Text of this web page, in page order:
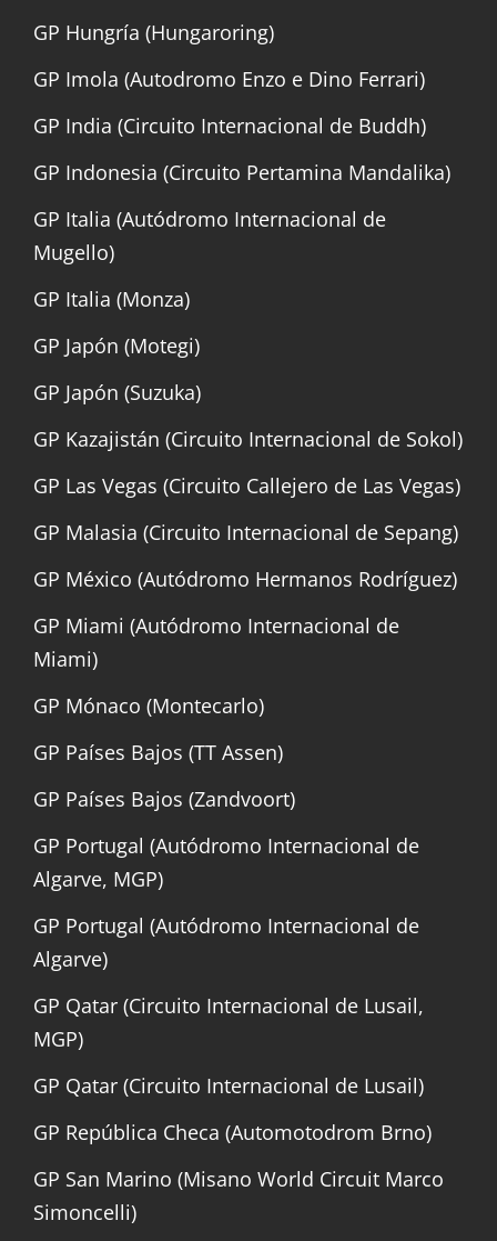
GP Hungría (Hungaroring)
GP Imola (Autodromo Enzo e Dino Ferrari)
GP India (Circuito Internacional de Buddh)
GP Indonesia (Circuito Pertamina Mandalika)
GP Italia (Autódromo Internacional de
Mugello)
GP Italia (Monza)
GP Japón (Motegi)
GP Japón (Suzuka)
GP Kazajistán (Circuito Internacional de Sokol)
GP Las Vegas (Circuito Callejero de Las Vegas)
GP Malasia (Circuito Internacional de Sepang)
GP México (Autódromo Hermanos Rodríguez)
GP Miami (Autódromo Internacional de
Miami)
GP Mónaco (Montecarlo)
GP Países Bajos (TT Assen)
GP Países Bajos (Zandvoort)
GP Portugal (Autódromo Internacional de
Algarve, MGP)
GP Portugal (Autódromo Internacional de
Algarve)
GP Qatar (Circuito Internacional de Lusail,
MGP)
GP Qatar (Circuito Internacional de Lusail)
GP República Checa (Automotodrom Brno)
GP San Marino (Misano World Circuit Marco
Simoncelli)